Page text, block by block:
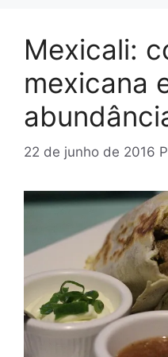
Mexicali:
mexicana
22 de junho de 2016